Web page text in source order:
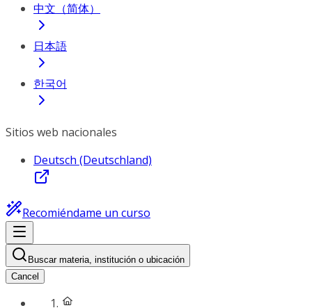
中文（简体）
日本語
한국어
Sitios web nacionales
Deutsch (Deutschland)
Recomiéndame un curso
Buscar materia, institución o ubicación
Cancel